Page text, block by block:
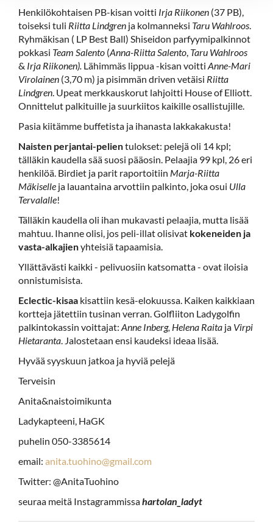
Henkilökohtaisen PB-kisan voitti Irja Riikonen (37 PB),
toiseksi tuli Riitta Lindgren ja kolmanneksi Taru Wahlroos
Ryhmäkisan ( LP Best Ball) Shiseidon parfyymipalkinnot
pokkasi Team Salento (Anna-Riitta Salento Taru Wahlroos
& Irja Riikonen). Lähimmäs lippua -kisan voitti Anne-Mari
Virolainen (3,70 m) ja pisimmän driven vetäisi Riitta
Lindgren . Upeat merkkauskorut lahjoitti House of Elliott.
Onnittelut palkituille ja suurkiitos kaikille osallistujille.
Pasia kiitämme buffetista ja ihanasta lakkakakusta!
Naisten perjantai-pelientulokset: pelejä oli 14 kpl;
tälläkin kaudella sää suosi pääosin. Pelaajia 99 kpl, 26 eri
henkilöä. Birdiet ja parit raportoitiin Marja-Riitta
Mäkiselle ja lauantaina arvottiin palkinto, joka osui Ulla
Tervalalle!
Tälläkin kaudella oli ihan mukavasti pelaajia, mutta lisää
mahtuu. Ihanne olisi, jos peli-illat olisivat kokeneiden ja
vasta-alkajienyhteisiä tapaamisia.
Yllättävästi kaikki - pelivuosiin katsomatta - ovat iloisia
onnistumisista.
Eclectic-kisaa kisattiin kesä-elokuussa. Kaiken kaikkiaan
kortteja jätettiin tusinan verran. Golfliiton Ladygolfin
palkintokassin voittajat: Anne Inberg, Helena Raita ja Virpi
Hietaranta . Jalostetaan ensi kaudeksi ideaa lisää.
Hyvää syyskuun jatkoa ja hyviä pelejä
Terveisin
Anita&naistoimikunta
Ladykapteeni, HaGK
puhelin 050-3385614
email: anita.tuohino@gmail.com
Twitter: @AnitaTuohino
seuraa meitä Instagrammissahartolan­­_ladyt